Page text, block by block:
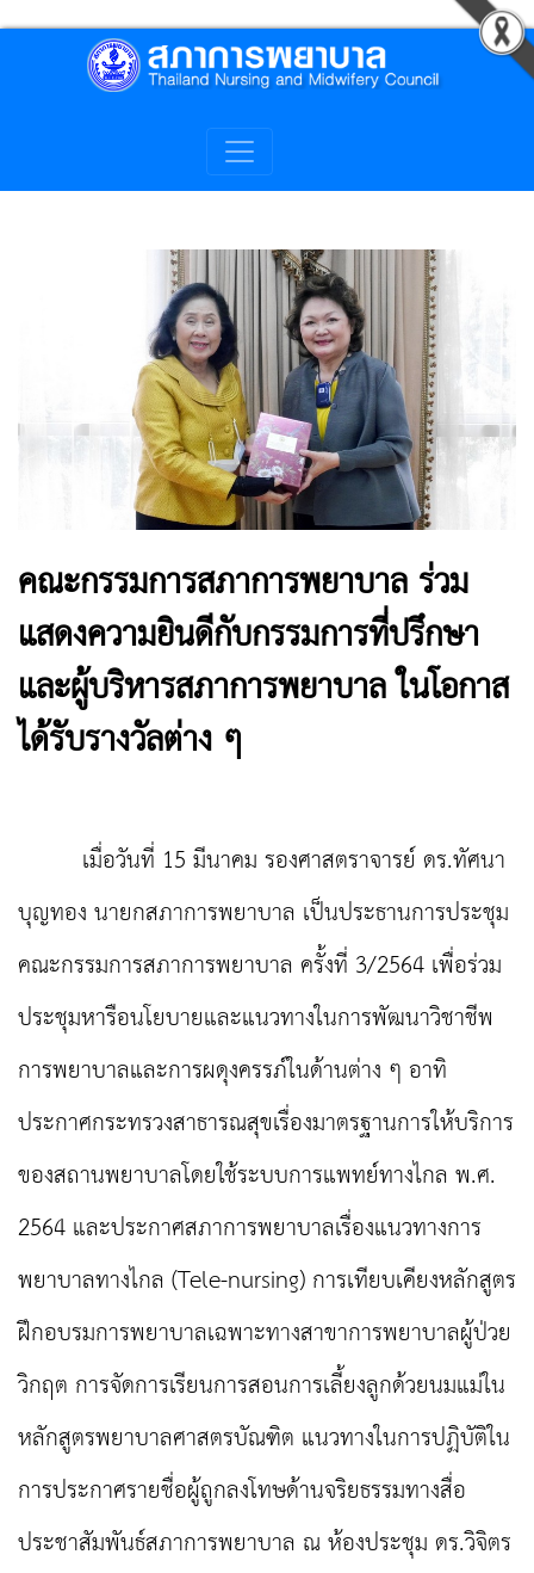
คณะกรรมการสภาการพยาบาล ร่วม
แสดงความยินดีกับกรรมการที่ปรึกษา
และผู้บริหารสภาการพยาบาล ในโอกาส
ได้รับรางวัลต่าง ๆ
เมื่อวันที่ 15 มีนาคม รองศาสตราจารย์ ดร.ทัศนา
บุญทอง นายกสภาการพยาบาล เป็นประธานการประชุม
คณะกรรมการสภาการพยาบาล ครั้งที่ 3/2564 เพื่อร่วม
ประชุมหารือนโยบายและแนวทางในการพัฒนาวิชาชีพ
การพยาบาลและการผดุงครรภ์ในด้านต่าง ๆ อาทิ
ประกาศกระทรวงสาธารณสุขเรื่องมาตรฐานการให้บริการ
ของสถานพยาบาลโดยใช้ระบบการแพทย์ทางไกล พ.ศ.
2564 และประกาศสภาการพยาบาลเรื่องแนวทางการ
พยาบาลทางไกล (Tele-nursing) การเทียบเคียงหลักสูตร
ฝึกอบรมการพยาบาลเฉพาะทางสาขาการพยาบาลผู้ป่วย
วิกฤต การจัดการเรียนการสอนการเลี้ยงลูกด้วยนมแม่ใน
หลักสูตรพยาบาลศาสตรบัณฑิต แนวทางในการปฏิบัติใน
การประกาศรายชื่อผู้ถูกลงโทษด้านจริยธรรมทางสื่อ
ประชาสัมพันธ์สภาการพยาบาล ณ ห้องประชุม ดร.วิจิตร